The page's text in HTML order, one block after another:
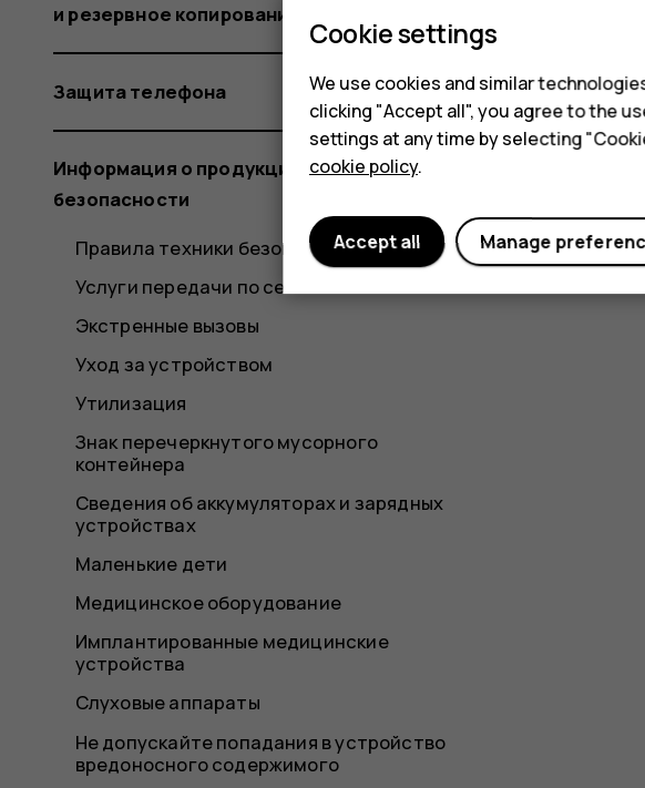
и резервное копирование данных
Защита телефона
Информация о продукции и технике
безопасности
Правила техники безопасности
Услуги передачи по сети и их стоимость
Экстренные вызовы
Уход за устройством
Утилизация
Знак перечеркнутого мусорного
контейнера
Сведения об аккумуляторах и зарядных
устройствах
Маленькие дети
Медицинское оборудование
Имплантированные медицинские
устройства
Слуховые аппараты
Не допускайте попадания в устройство
вредоносного содержимого
Cookie settings
We use cookies and similar
clicking "Accept all", you agree to the
settings at any time by selecting
cookie policy.
Manage
Accept all